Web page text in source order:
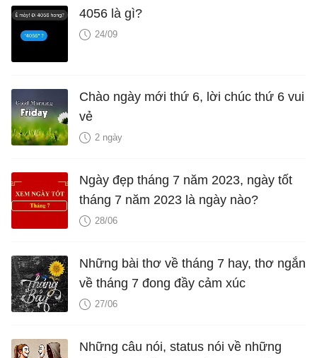
4056 là gì?
24/09
Chào ngày mới thứ 6, lời chúc thứ 6 vui
vẻ
2 ngày
Ngày đẹp tháng 7 năm 2023, ngày tốt
tháng 7 năm 2023 là ngày nào?
28/06
Những bài thơ về tháng 7 hay, thơ ngắn
về tháng 7 đong đầy cảm xúc
27/06
Những câu nói, status nói về những